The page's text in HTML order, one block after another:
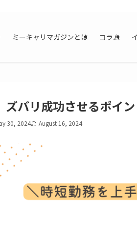
ミーキャリマガジンとは コラム
バリ成功させるポイ
30, 2024 August 16, 2024